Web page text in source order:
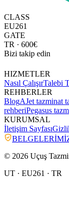
CLASS
EU261
GATE
TR · 600€
Bizi takip edin
HIZMETLER
Nasıl ÇalışırTalebi
REHBERLER
BlogAJet tazminat
rehberiPegasus
KURUMSAL
İletişim Sayfası
© 2026 Uçuş
UT · EU261 · TR